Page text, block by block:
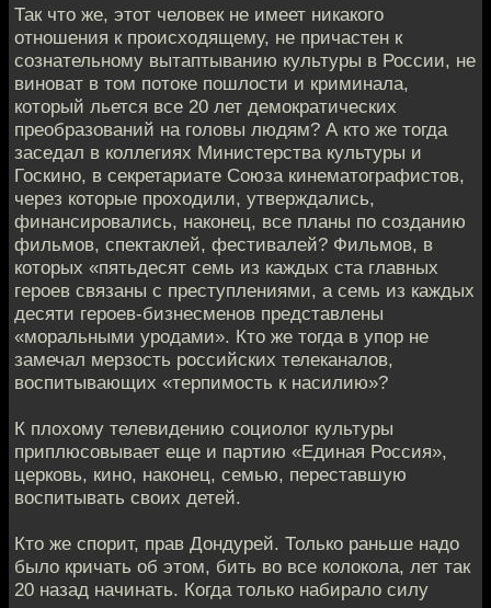
Так что же, этот человек не имеет никакого
отношения к происходящему, не причастен к
сознательному вытаптыванию культуры в России, не
виноват в том потоке пошлости и криминала,
который льется все 20 лет демократических
преобразований на головы людям? А кто же тогда
заседал в коллегиях Министерства культуры и
Госкино, в секретариате Союза кинематографистов,
через которые проходили, утверждались,
финансировались, наконец, все планы по созданию
фильмов, спектаклей, фестивалей? Фильмов, в
которых «пятьдесят семь из каждых ста главных
героев связаны с преступлениями, а семь из каждых
десяти героев-бизнесменов представлены
«моральными уродами». Кто же тогда в упор не
замечал мерзость российских телеканалов,
воспитывающих «терпимость к насилию»?
К плохому телевидению социолог культуры
приплюсовывает еще и партию «Единая Россия»,
церковь, кино, наконец, семью, переставшую
воспитывать своих детей.
Кто же спорит, прав Дондурей. Только раньше надо
было кричать об этом, бить во все колокола, лет так
20 назад начинать. Когда только набирало силу